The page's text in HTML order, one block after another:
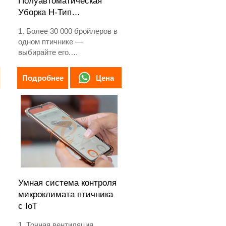
Уборка H-Тип
1. Более 30 000 бройлеров в
одном птичнике —
выбирайте его.
выращивания бройлеров от
1 до 45 дней до готовности к
продаже.
3. Срок службы составляет
более 20 лет.
4. Наша круглосуточная
онлайн-приемная WhatsApp:
+8618830120193, +234
8111199996.
Подробнее Цена
Умная система контроля
микроклимата птичника
с IoT